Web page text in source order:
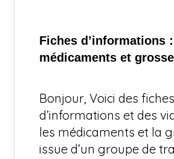
Fiches d’informations :
médicaments et
Bonjour, Voici des fiches
d’informations et des
les médicaments et la
issue d’un groupe de